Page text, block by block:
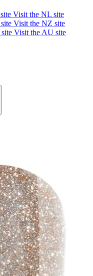
Visit the NL site
Visit the NZ site
Visit the AU site